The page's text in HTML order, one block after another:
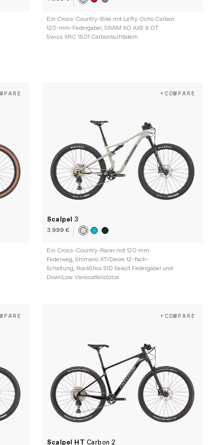
Ein Cross-Country-Bike mit Lefty Ocho Carbon
120-mm-Federgabel, SRAM XO AXS & DT
Swiss XRC 1501 Carbonlaufrädern
Scalpel3
3.999 €
+COMPARE
Ein Cross-Country-Racer mit 120 mm
Federweg, Shimano XT/Deore 12-fach-
Schaltung, RockShox SID Select Federgabel und
DownLow Variosattelstütze
Scalpel HT Carbon 2
+COMPARE